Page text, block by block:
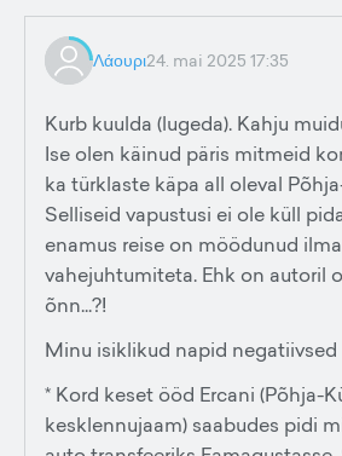
Λάουρι24. mai 2025 17:35
Kurb kuulda (lugeda). Kahju
Ise olen käinud päris mitmeid
ka türklaste käpa all oleval
Selliseid vapustusi ei ole küll
enamus reise on möödunud
vahejuhtumiteta. Ehk on autoril
õnn...?!
Minu isiklikud napid
* Kord keset ööd Ercani (Põhja-
kesklennujaam) saabudes pidi